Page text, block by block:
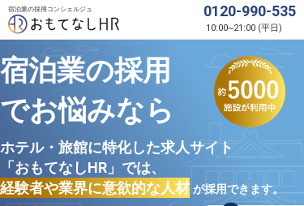
宿泊業の採用コンシェルジュ 0120-990-535
10:00~21:00 (平日)
宿泊業の採用
でお悩みなら
ホテル・旅館に特化した求人サイト
「おもてなしHR」では、
経験者や業界に意欲的な人材 が採用できます。